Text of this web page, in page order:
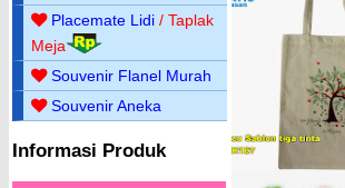
Placemate Lidi / Taplak
Meja
Souvenir Flanel Murah
Souvenir Aneka
Informasi Produk